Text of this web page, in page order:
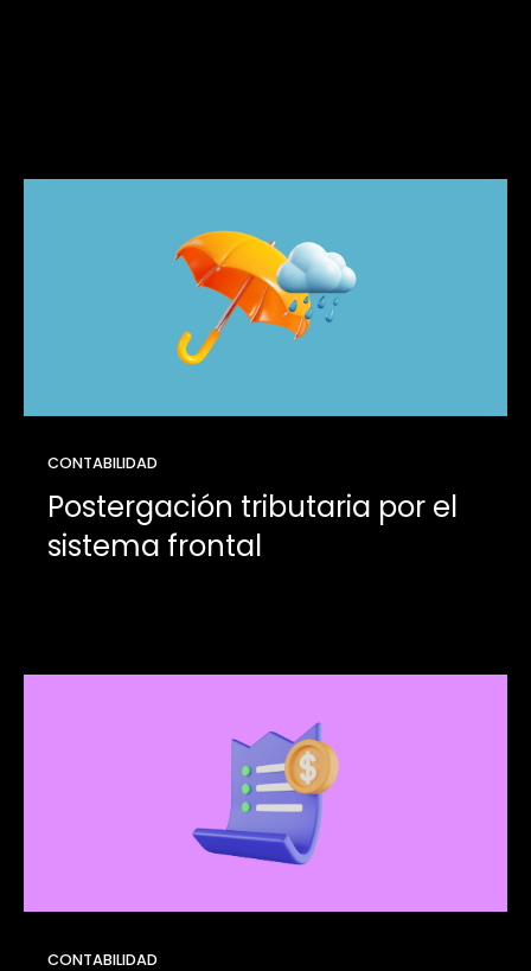
CONTABILIDAD
Postergación tributaria por el
sistema frontal
CONTABILIDAD